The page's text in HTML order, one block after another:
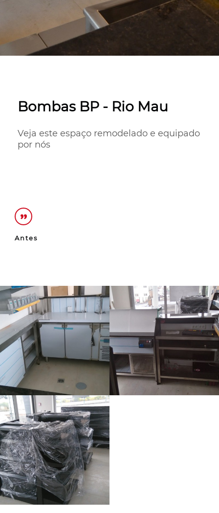
Bombas BP - Rio Mau
Veja este espaço remodelado e equipado
por nós
Antes